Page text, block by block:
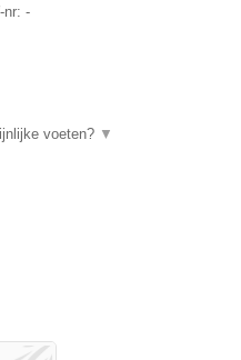
nr: -
voeten? ▼